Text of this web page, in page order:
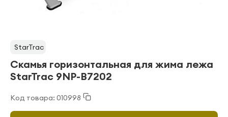
StarTrac
Скамья горизонтальная для жима лежа
StarTrac 9NP-B7202
Код товара: 010998